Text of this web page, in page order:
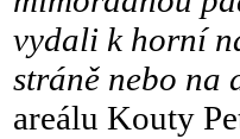
vydali k horní
stráně nebo na
areálu Kouty